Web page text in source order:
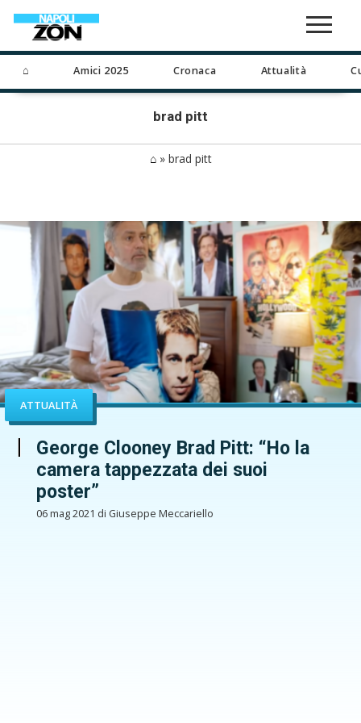
⌂ Amici 2025 Cronaca Attualità
brad pitt
⌂» brad pitt
ATTUALITÀ
George Clooney Brad Pitt: “Ho la
camera tappezzata dei suoi
poster”
06 mag 2021 di Giuseppe Meccariello